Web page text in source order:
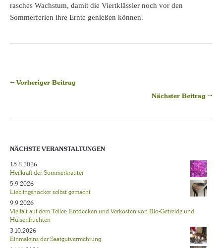
rasches Wachstum, damit die Viertklässler noch vor den
Sommerferien ihre Ernte genießen können.
← Vorheriger Beitrag
Nächster Beitrag →
NÄCHSTE VERANSTALTUNGEN
15.8.2026
Heilkraft der Sommerkräuter
5.9.2026
Lieblingshocker selbst gemacht
9.9.2026
Vielfalt auf dem Teller: Entdecken und Verkosten von Bio-Getreide und
Hülsenfrüchten
3.10.2026
Einmaleins der Saatgutvermehrung